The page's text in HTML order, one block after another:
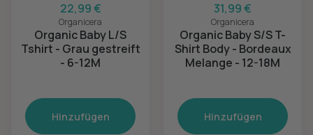
22,99 €
Organicera
Organic Baby L/S
Tshirt - Grau gestreift
- 6-12M
Hinzufügen
31,99 €
Organicera
Organic Baby S/S T-
Shirt Body - Bordeaux
Melange - 12-18M
Hinzufügen